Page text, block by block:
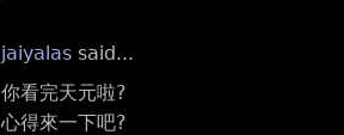
jaiyalassaid...
你看完天元啦?
心得來一下吧?